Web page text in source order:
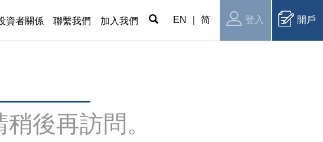
資者關係 聯繫我們 加入我們 EN 简 登入 開戶
後再訪問。